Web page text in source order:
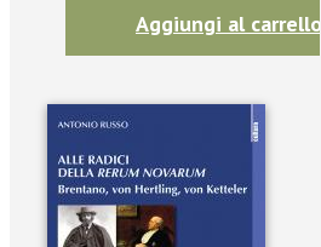
Aggiungi al carrello